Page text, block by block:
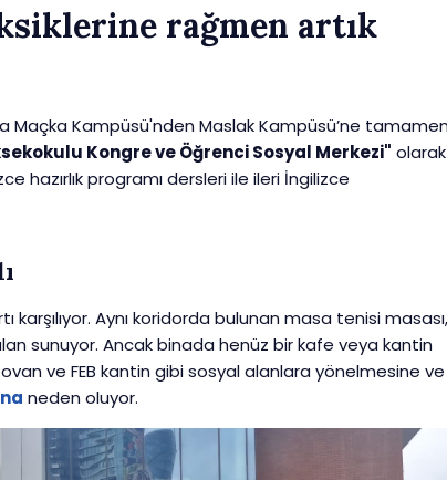
rağmen artık
Maçka Kampüsü'nden Maslak Kampüsü’ne
Kongre ve Öğrenci Sosyal Merkezi" olarak
hazırlık programı dersleri ile ileri İngilizce
Aynı koridorda bulunan masa tenisi masası,
sunuyor. Ancak binada henüz bir kafe veya kantin
ve FEB kantin gibi sosyal alanlara yönelmesine ve
neden oluyor.